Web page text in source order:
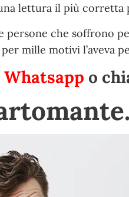
lettura il più corretta
persone che soffrono
mille motivi l’aveva
Whatsapp o